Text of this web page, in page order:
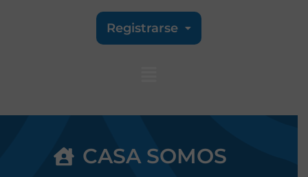
Registrarse
CASA SOMOS